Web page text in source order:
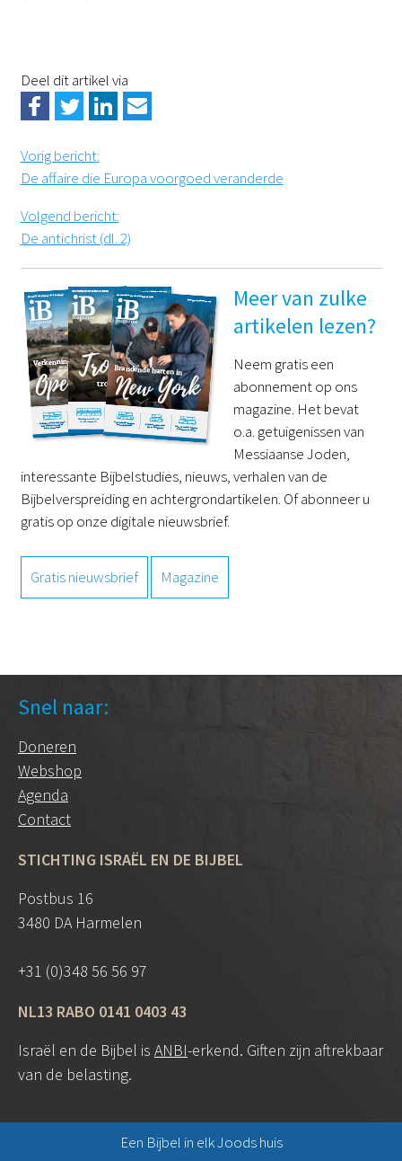
Deel dit artikel via
Vorig bericht:
De affaire die Europa voorgoed veranderde
Volgend bericht:
De antichrist (dl. 2)
Meer van zulke
artikelen lezen?
Neem gratis een
abonnement op ons
magazine. Het bevat
o.a. getuigenissen van
Messiaanse Joden,
interessante Bijbelstudies, nieuws, verhalen van de
Bijbelverspreiding en achtergrondartikelen. Of abonneer u
gratis op onze digitale nieuwsbrief.
Gratis nieuwsbrief Magazine
Snel naar:
Doneren
Webshop
Agenda
Contact
STICHTING ISRAËL EN DE BIJBEL
Postbus 16
3480 DA Harmelen
+31 (0)348 56 56 97
NL13 RABO 0141 0403 43
Israël en de Bijbel is ANBI-erkend. Giften zijn aftrekbaar
van de belasting.
Een Bijbel in elk Joods huis